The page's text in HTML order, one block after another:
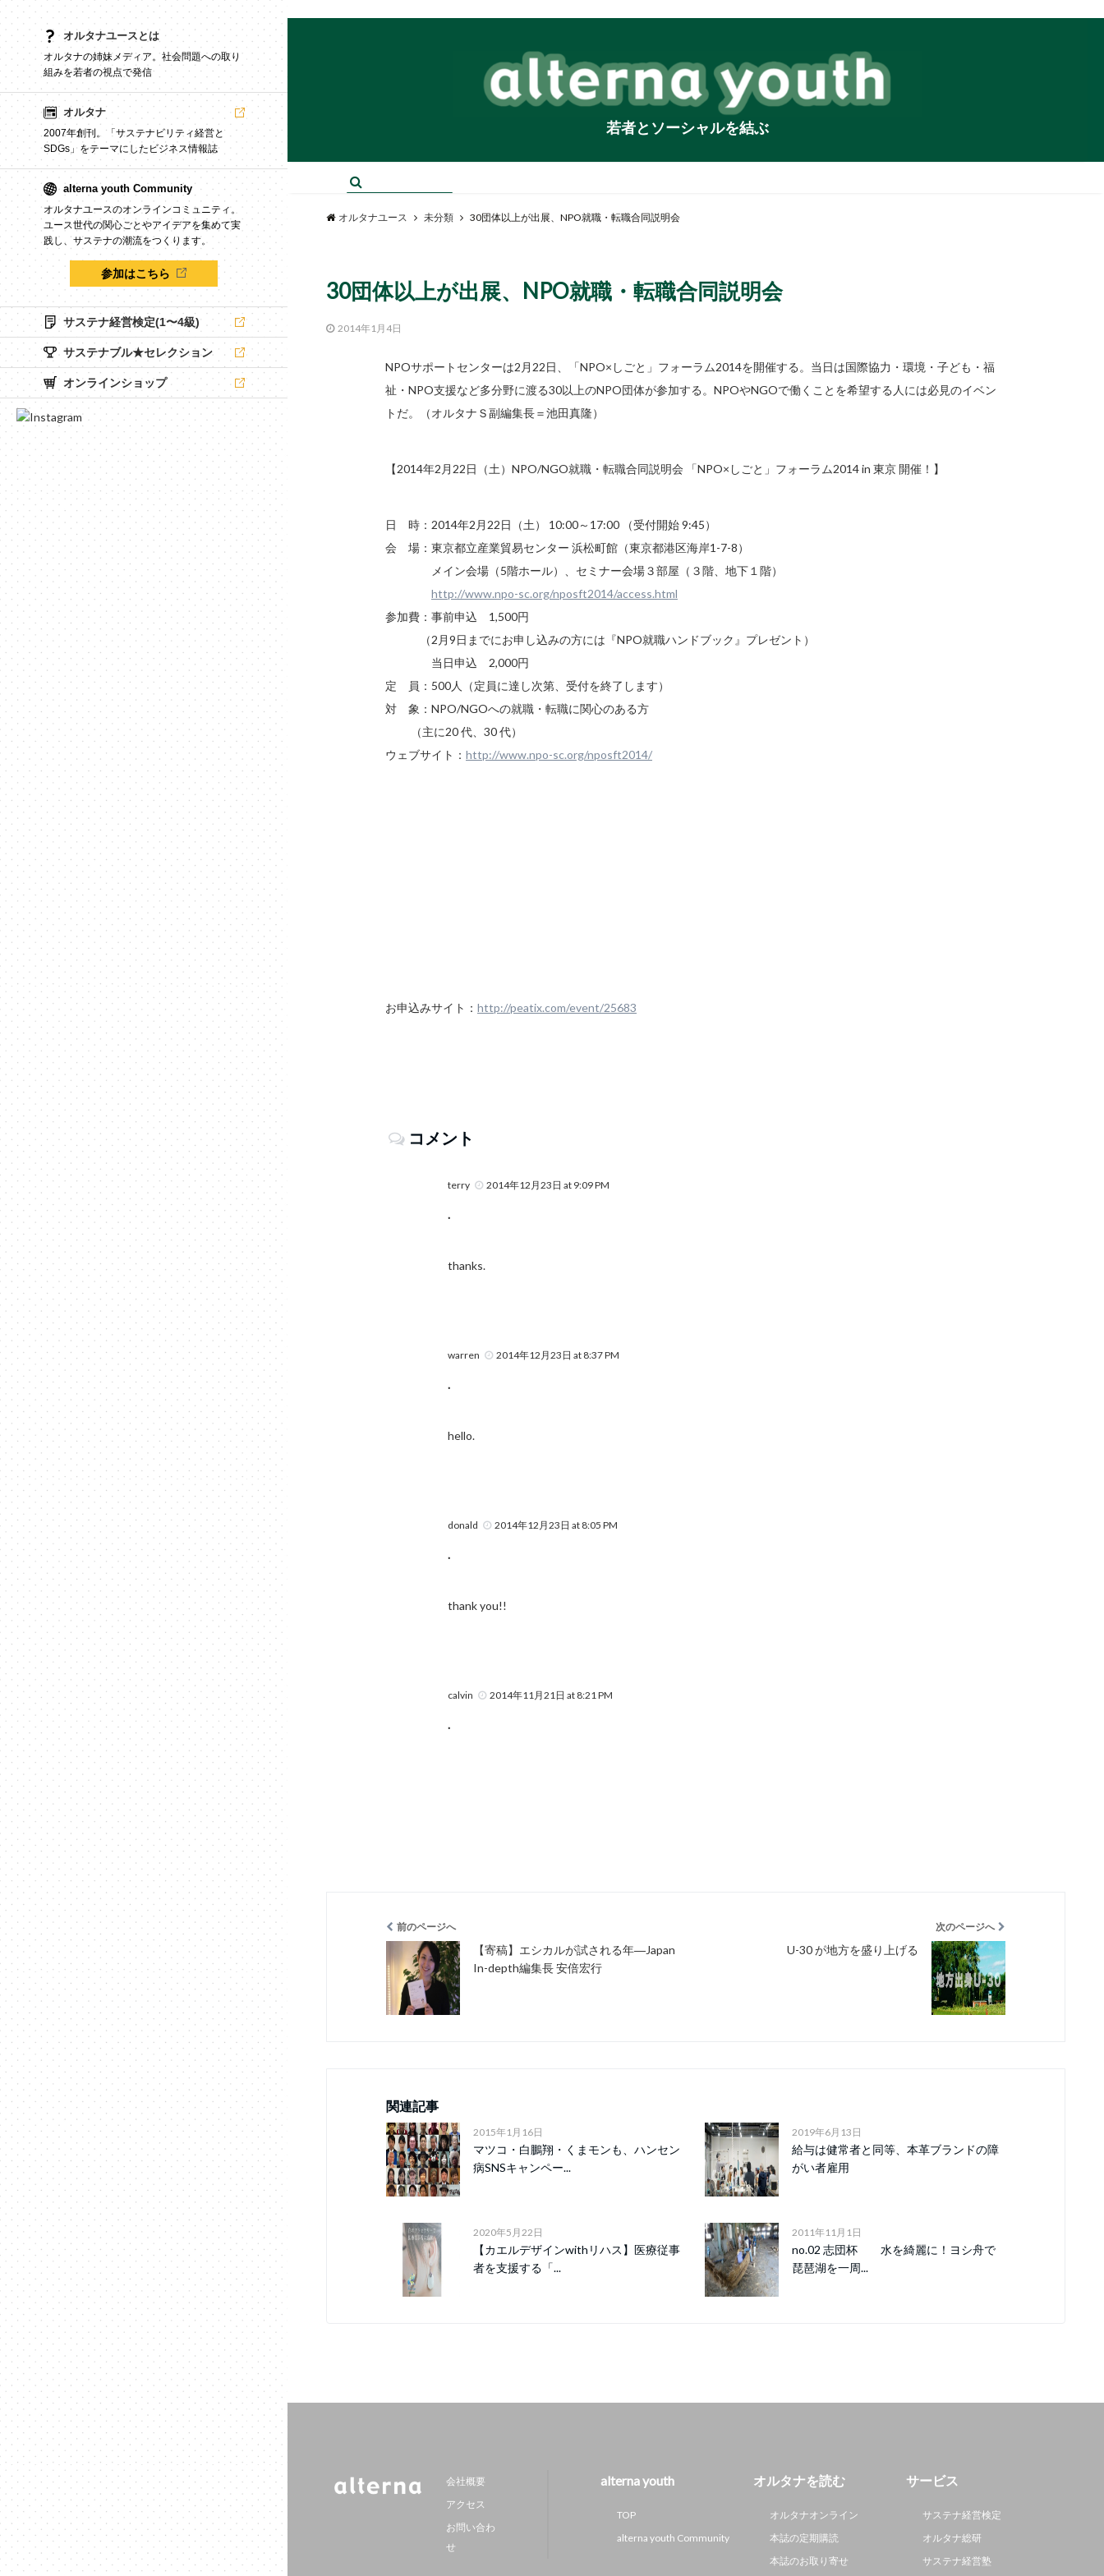
オルタナユースとは
オルタナの姉妹メディア。社会問題への取り
組みを若者の視点で発信
オルタナ
2007年創刊。「サステナビリティ経営と
SDGs」をテーマにしたビジネス情報誌
alterna youth Community
オルタナユースのオンラインコミュニティ。
ユース世代の関心ごとやアイデアを集めて実
践し、サステナの潮流をつくります。
参加はこちら
サステナ経営検定(1〜4級)
サステナブル★セレクション
オンラインショップ
若者とソーシャルを結ぶ
オルタナユース 未分類 30団体以上が出展、NPO就職・転職合同説明会
30団体以上が出展、NPO就職・転職合同説明会
2014年1月4日
NPOサポートセンターは2月22日、「NPO×しごと」フォーラム2014を開催する。当日は国際協力・環境・子ども・福
祉・NPO支援など多分野に渡る30以上のNPO団体が参加する。NPOやNGOで働くことを希望する人には必見のイベン
トだ。（オルタナＳ副編集長＝池田真隆）
【2014年2月22日（土）NPO/NGO就職・転職合同説明会 「NPO×しごと」フォーラム2014 in 東京 開催！】
日 時：2014年2月22日（土） 10:00～17:00 （受付開始 9:45）
会 場：東京都立産業貿易センター 浜松町館（東京都港区海岸1-7-8）
メイン会場（5階ホール）、セミナー会場３部屋（３階、地下１階）
http://www.npo-sc.org/nposft2014/access.html
参加費：事前申込 1,500円
（2月9日までにお申し込みの方には『NPO就職ハンドブック』プレゼント）
当日申込 2,000円
定 員：500人（定員に達し次第、受付を終了します）
対 象：NPO/NGOへの就職・転職に関心のある方
（主に20 代、30 代）
ウェブサイト： http://www.npo-sc.org/nposft2014/
お申込みサイト： http://peatix.com/event/25683
コメント
terry 2014年12月23日 at 9:09 PM
.
thanks.
warren 2014年12月23日 at 8:37 PM
.
hello.
donald 2014年12月23日 at 8:05 PM
.
thank you!!
calvin 2014年11月21日 at 8:21 PM
.
前のページへ
【寄稿】エシカルが試される年―Japan
In-depth編集長 安倍宏行
次のページへ
U-30 が地方を盛り上げる
関連記事
2015年1月16日
マツコ・白鵬翔・くまモンも、ハンセン
病SNSキャンペー...
2019年6月13日
給与は健常者と同等、本革ブランドの障
がい者雇用
2020年5月22日
【カエルデザインwithリハス】医療従事
者を支援する「...
2011年11月1日
no.02 志団杯 水を綺麗に！ヨシ舟で
琵琶湖を一周...
会社概要
アクセス
お問い合わ
せ
alterna youth
TOP
alterna youth Community
オルタナを読む
オルタナオンライン
本誌の定期購読
本誌のお取り寄せ
サービス
サステナ経営検定
オルタナ総研
サステナ経営塾